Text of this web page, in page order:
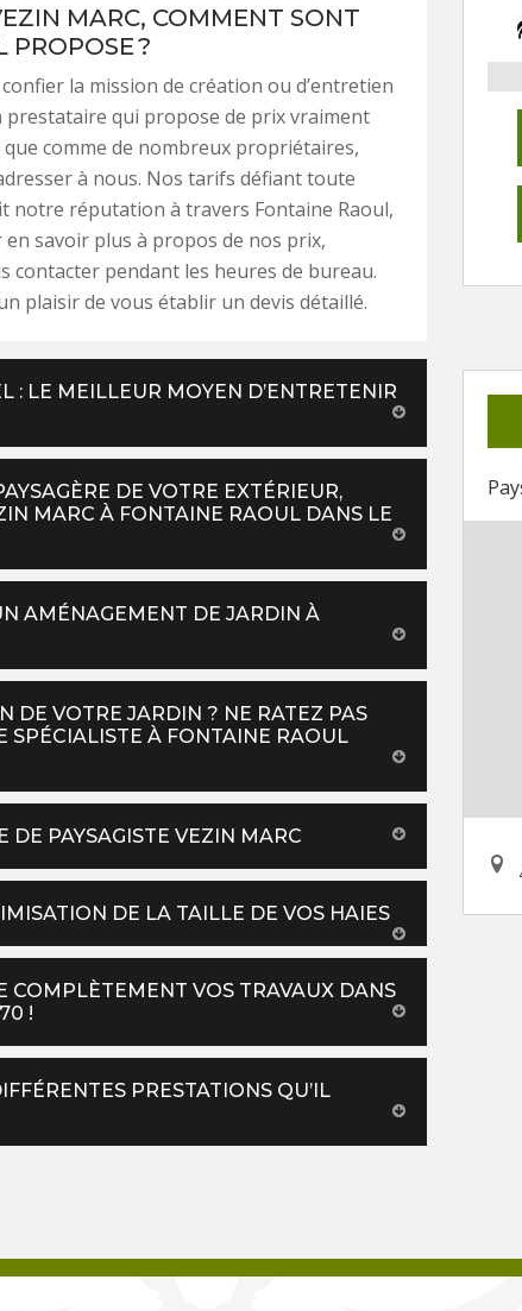
MARC, COMMENT SONT
PROPOSE ?
la mission de création ou d’entretien
prestataire qui propose de prix vraiment
comme de nombreux propriétaires,
à nous. Nos tarifs défiant toute
notre réputation à travers Fontaine Raoul,
en savoir plus à propos de nos prix,
contacter pendant les heures de bureau.
plaisir de vous établir un devis détaillé.
: LE MEILLEUR MOYEN D’ENTRETENIR
DE VOTRE EXTÉRIEUR,
MARC À FONTAINE RAOUL DANS LE
AMÉNAGEMENT DE JARDIN À
DE VOTRE JARDIN ? NE RATEZ PAS
SPÉCIALISTE À FONTAINE RAOUL
DE PAYSAGISTE VEZIN MARC
DE LA TAILLE DE VOS HAIES
COMPLÈTEMENT VOS TRAVAUX DANS
!
PRESTATIONS QU’IL